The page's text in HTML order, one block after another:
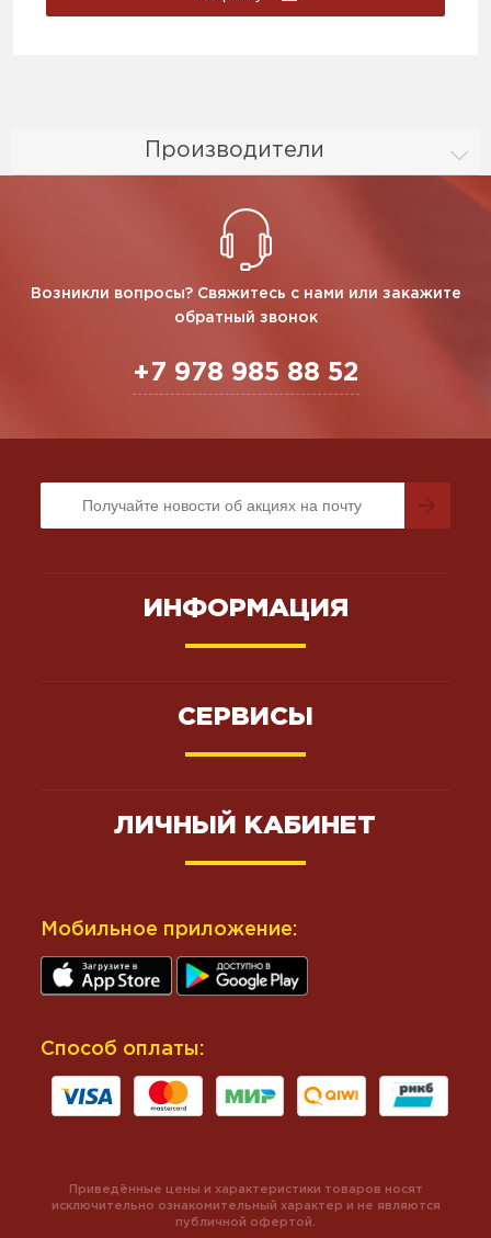
Производители
Возникли вопросы? Свяжитесь с нами или закажите
обратный звонок
+7 978 985 88 52
ИНФОРМАЦИЯ
СЕРВИСЫ
ЛИЧНЫЙ КАБИНЕТ
Мобильное приложение:
Способ оплаты:
Приведённые цены и характеристики товаров носят
исключительно ознакомительный характер и не являются
публичной офертой.